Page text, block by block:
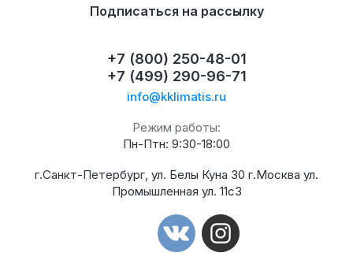
Подписаться на рассылку
+7 (800) 250-48-01
+7 (499) 290-96-71
info@kklimatis.ru
Режим работы:
Пн-Птн: 9:30-18:00
г.Санкт-Петербург, ул. Белы Куна 30 г.Москва ул.
Промышленная ул. 11с3